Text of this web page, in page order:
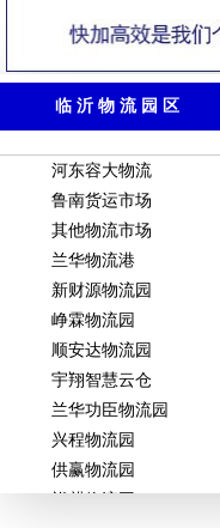
临沂物流园区
河东容大物流
鲁南货运市场
其他物流市场
兰华物流港
新财源物流园
峥霖物流园
顺安达物流园
宇翔智慧云仓
兰华功臣物流园
兴程物流园
供赢物流园